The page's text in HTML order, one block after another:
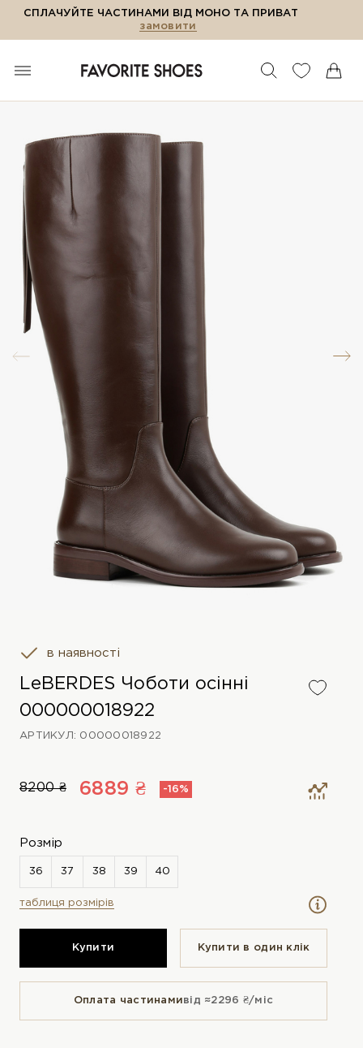
СПЛАЧУЙТЕ ЧАСТИНАМИ ВІД МОНО ТА ПРИВАТ
замовити
в наявності
LeBERDES Чоботи осінні
000000018922
АРТИКУЛ: 00000018922
8200 ₴ 6889 ₴ -16%
Розмір
таблиця розмірів
Купити Купити в один клiк
Оплата частинамивід ≈2296 ₴/міс